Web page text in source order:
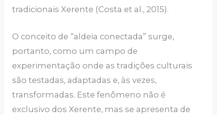
tradicionais Xerente (Costa et al., 2015).
O conceito de “aldeia conectada” surge,
portanto, como um campo de
experimentação onde as tradições culturais
são testadas, adaptadas e, às vezes,
transformadas. Este fenômeno não é
exclusivo dos Xerente, mas se apresenta de